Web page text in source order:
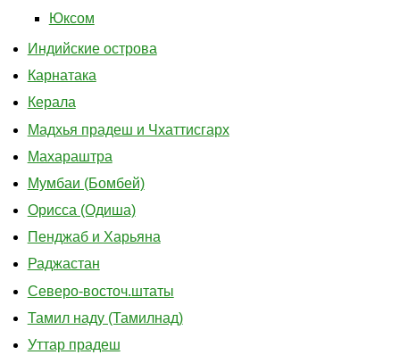
Юксом
Индийские острова
Карнатака
Керала
Мадхья прадеш и Чхаттисгарх
Махараштра
Мумбаи (Бомбей)
Орисса (Одиша)
Пенджаб и Харьяна
Раджастан
Северо-восточ.штаты
Тамил наду (Тамилнад)
Уттар прадеш